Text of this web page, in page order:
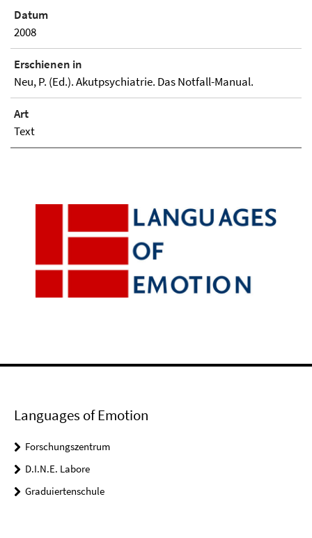
Datum
2008
Erschienen in
Neu, P. (Ed.). Akutpsychiatrie. Das Notfall-Manual.
Art
Text
Languages of Emotion
Forschungszentrum
D.I.N.E. Labore
Graduiertenschule